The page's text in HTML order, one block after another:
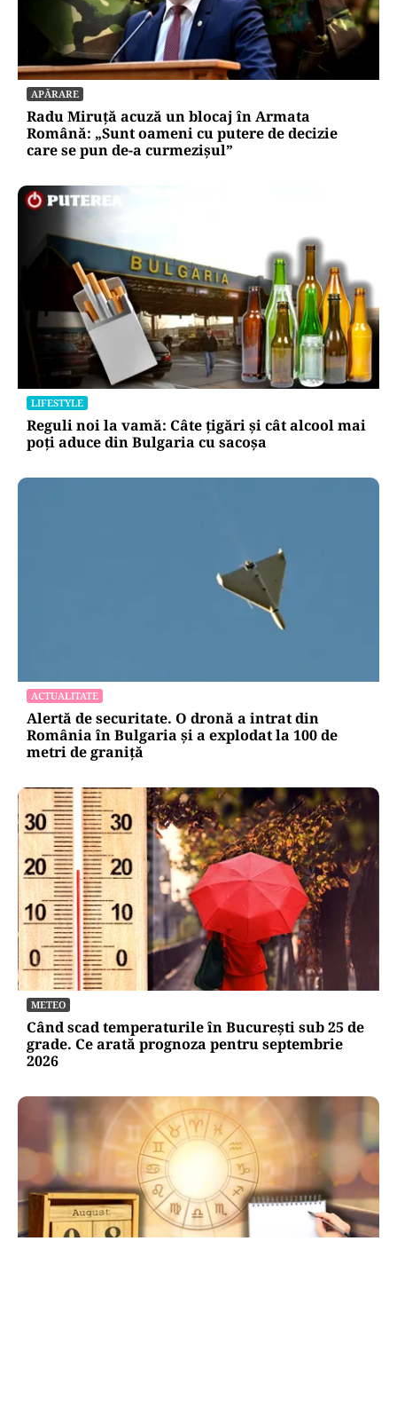
APĂRARE
Radu Miruță acuză un blocaj în Armata
Română: „Sunt oameni cu putere de decizie
care se pun de-a curmezișul”
LIFESTYLE
Reguli noi la vamă: Câte țigări și cât alcool mai
poți aduce din Bulgaria cu sacoșa
ACTUALITATE
Alertă de securitate. O dronă a intrat din
România în Bulgaria şi a explodat la 100 de
metri de graniţă
METEO
Când scad temperaturile în București sub 25 de
grade. Ce arată prognoza pentru septembrie
2026